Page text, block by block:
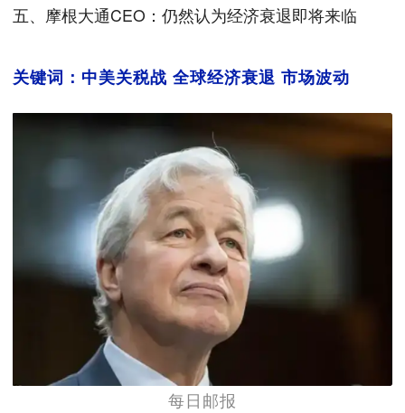
五、摩根大通CEO：仍然认为经济衰退即将来临
关键词：中美关税战 全球经济衰退 市场波动
每日邮报